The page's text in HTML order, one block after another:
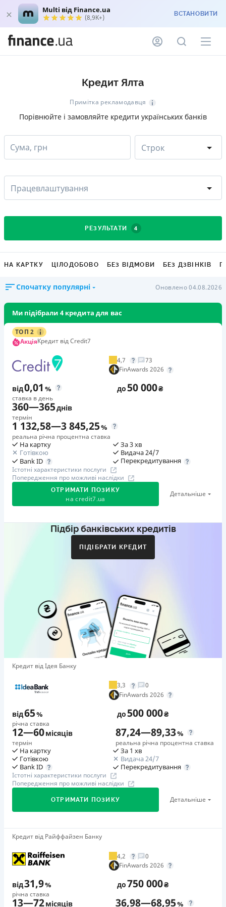
Multi від Finance.ua
(8,9K+) ВСТАНОВИТИ
Кредит Ялта
Примітка рекламодавця
Порівнюйте і замовляйте кредити українських банків
Сума, грн Строк
Працевлаштування
РЕЗУЛЬТАТИ 4
НА КАРТКУ ЦІЛОДОБОВО БЕЗ ВІДМОВИ БЕЗ ДЗВІНКІВ
Спочатку популярні Оновлено 04.08.2026
Ми підібрали 4 кредита для вас
ТОП 2
АкціяКредит від Credit7
4,7
73
FinAwards 2026
від0,01 %
ставка в день
до50 000₴
360—365днів
термін
1 132,58—3 845,25%
реальна річна процентна ставка
На картку
Готівкою
Bank ID
За 3 хв
Видача 24/7
Перекредитування
Істотні характеристики послуги
Попередження про можливі наслідки
ОТРИМАТИ ПОЗИКУ
на credit7.ua
Детальніше
Акція: «Кешбек за друга»
Коли друг реєструється та отримує перший кредит
Бронзовий призер FinAwards 2026 «Найкраща програма
лояльності»
Перший займ
вiд 0,01%/день до 30 000 ₴
Повторний займ
Додаткова комісія за дострокове погашення
у будь-який момент можна повністю погасити позику без
додаткових плат
Страховка
відсутня
Штрафи
Неустойка за невиконання та/або неналежне виконання
споживачем грошових зобов’язань: штраф у розмірі 75%
від суми невиконаного та/або неналежного виконання
зобов’язання на 2-й день кожного факту такого
невиконання та/або неналежного виконання.
Детальніше читайте на сайті МФО.
Необхідні документи
Паспорт,ІПН
Вік
18 - 65 років
Переваги
Підбір банківських кредитів
ПІДІБРАТИ КРЕДИТ
Кредит від Ідея Банку
3,3
0
FinAwards 2026
від65%
річна ставка
до500 000₴
12—60місяців
термін
87,24—89,33%
реальна річна процентна ставка
На картку
Готівкою
Bank ID
За 1 хв
Видача 24/7
Перекредитування
Істотні характеристики послуги
Попередження про можливі наслідки
ОТРИМАТИ ПОЗИКУ Детальніше
🥇Переможець FinAwards 2026
Переможець FinAwards 2026 «Найкращий кредит
готівкою»
вiд 65%/рік до 500 000 ₴
Додаткова комісія за дострокове погашення
Кредит від Райффайзен Банку
4,2
0
FinAwards 2026
від31,9%
річна ставка
до750 000₴
13—72місяців 36,98—68,95%